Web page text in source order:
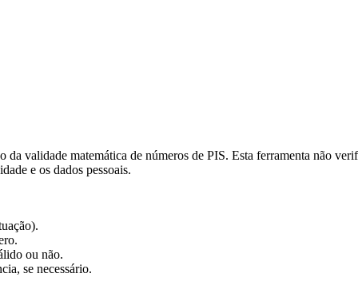
validade matemática de números de PIS. Esta ferramenta não
e os dados pessoais.
ou não.
se necessário.